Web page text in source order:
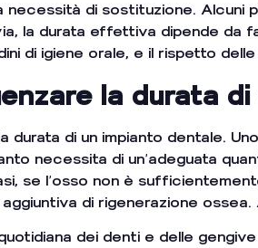
necessità di sostituzione. Alcuni
la durata effettiva dipende da
di igiene orale, e il rispetto
la durata
durata di un impianto dentale.
necessita di un’adeguata
se l’osso non è
di rigenerazione
dei denti e delle